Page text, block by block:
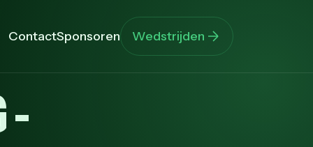
ContactSponsoren
Wedstrijden
-